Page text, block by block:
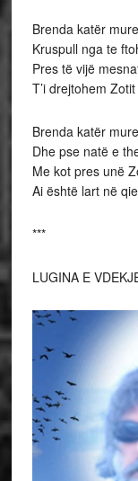
Brenda katër
Kruspull nga te
Pres të vijë
T’i drejtohem Zotit
Brenda katër
Dhe pse natë e
Me kot pres unë
Ai është lart në
***
LUGINA E